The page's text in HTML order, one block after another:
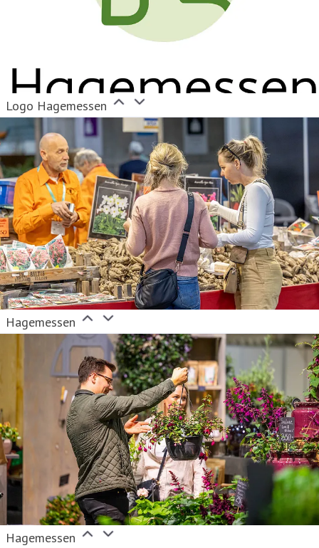
Logo Hagemessen
Hagemessen
Hagemessen